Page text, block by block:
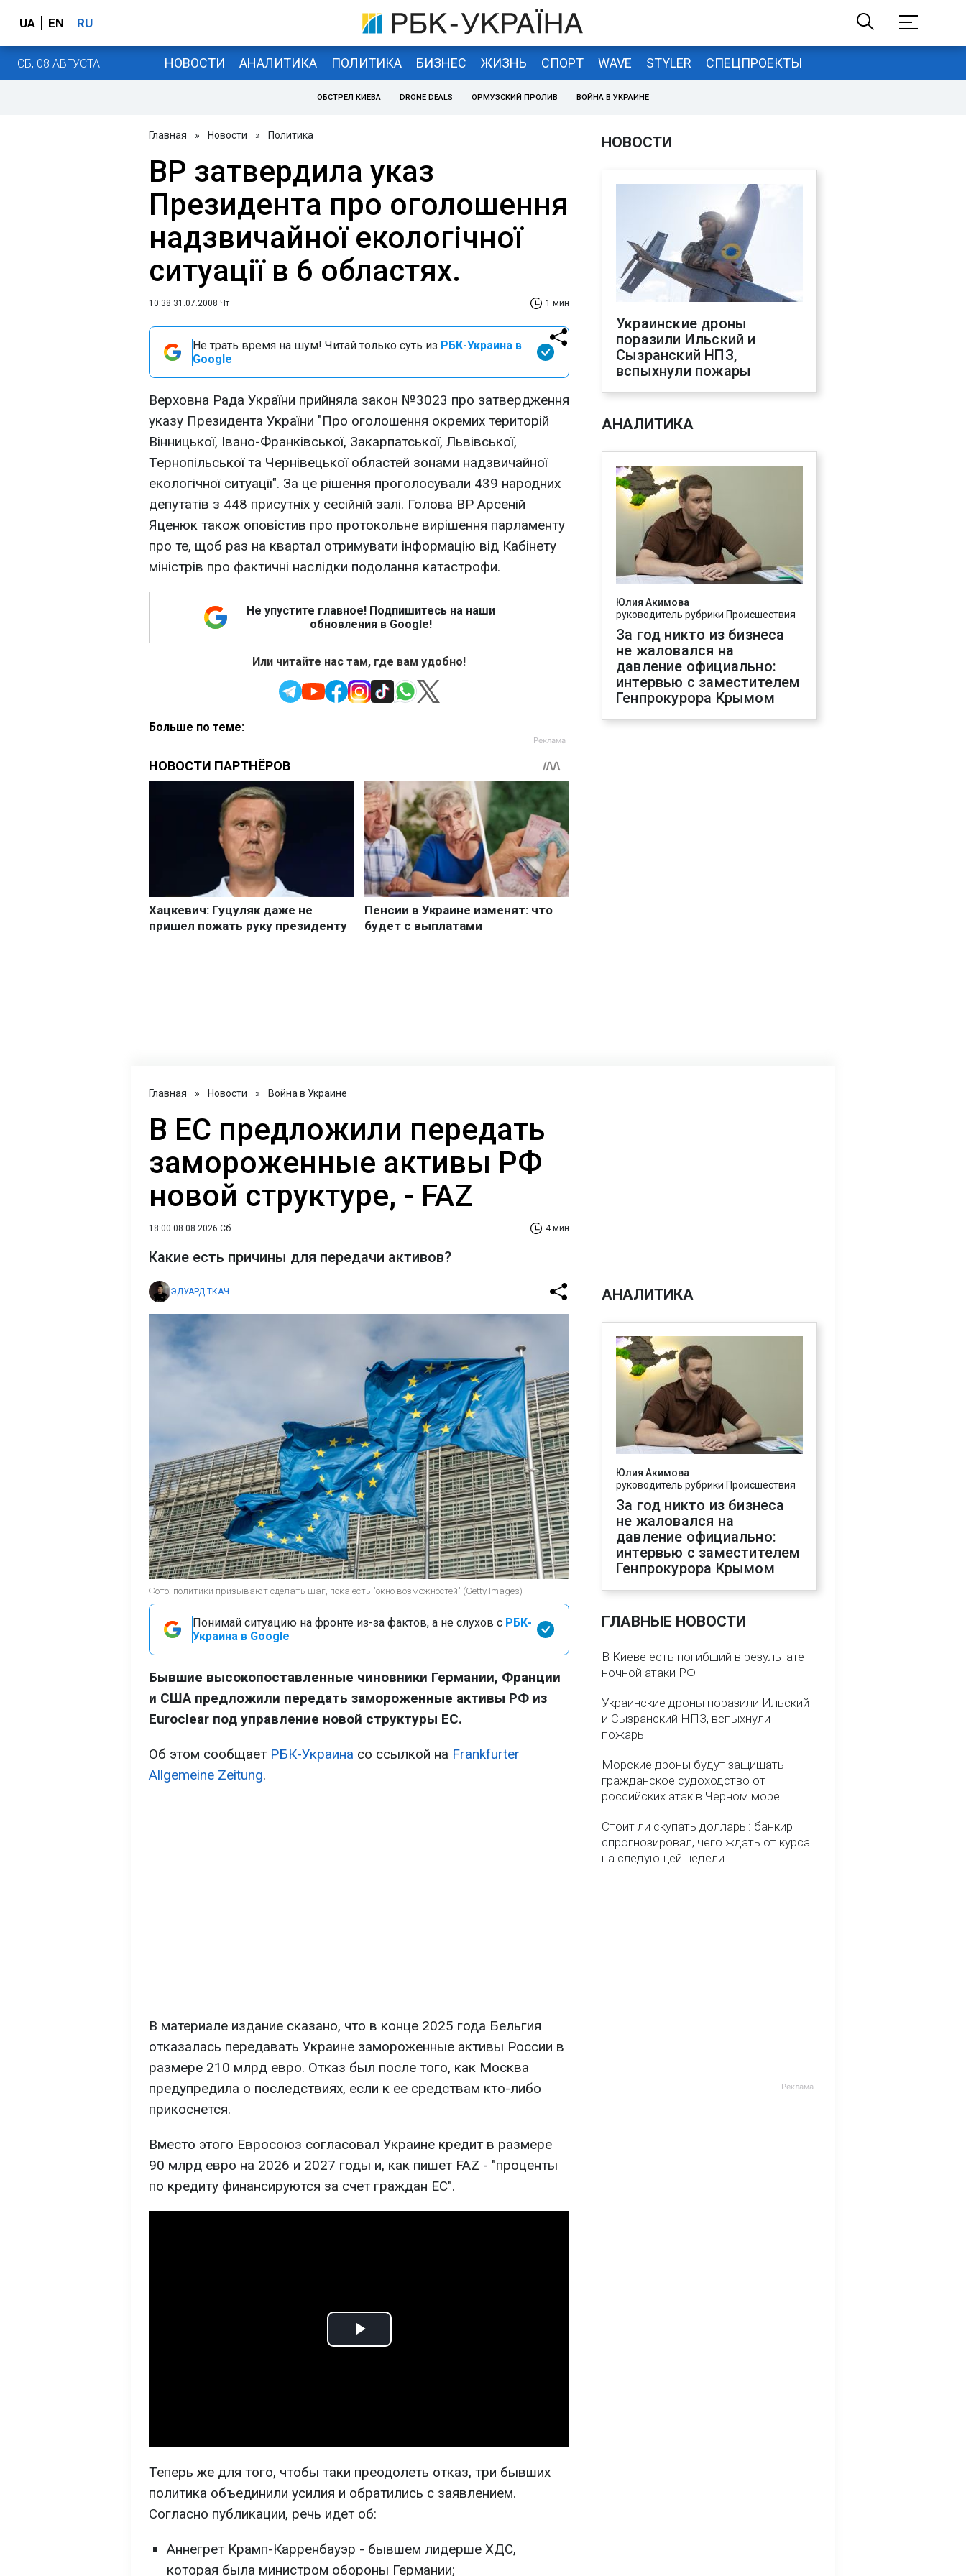
UA EN RU
СБ, 08 АВГУСТА НОВОСТИ АНАЛИТИКА ПОЛИТИКА БИЗНЕС ЖИЗНЬ СПОРТ WAVE STYLER СПЕЦПРОЕКТЫ
ОБСТРЕЛ КИЕВА DRONE DEALS ОРМУЗСКИЙ ПРОЛИВ ВОЙНА В УКРАИНЕ
Главная » Новости » Политика
ВР затвердила указ
Президента про оголошення
надзвичайної екологічної
ситуації в 6 областях.
10:38 31.07.2008 Чт 1 мин
Не трать время на шум! Читай только суть из РБК-Украина в
Google
Верховна Рада України прийняла закон №3023 про затвердження
указу Президента України "Про оголошення окремих територій
Вінницької, Івано-Франківської, Закарпатської, Львівської,
Тернопільської та Чернівецької областей зонами надзвичайної
екологічної ситуації". За це рішення проголосували 439 народних
депутатів з 448 присутніх у сесійній залі. Голова ВР Арсеній
Яценюк також оповістив про протокольне вирішення парламенту
про те, щоб раз на квартал отримувати інформацію від Кабінету
міністрів про фактичні наслідки подолання катастрофи.
Не упустите главное! Подпишитесь на наши
обновления в Google!
Или читайте нас там, где вам удобно!
Больше по теме:
НОВОСТИ
Украинские дроны
поразили Ильский и
Сызранский НПЗ,
вспыхнули пожары
АНАЛИТИКА
Юлия Акимова
руководитель рубрики Происшествия
За год никто из бизнеса
не жаловался на
давление официально:
интервью с заместителем
Генпрокурора Крымом
Главная » Новости » Война в Украине
В ЕС предложили передать
замороженные активы РФ
новой структуре, - FAZ
18:00 08.08.2026 Сб 4 мин
Какие есть причины для передачи активов?
ЭДУАРД ТКАЧ
Фото: политики призывают сделать шаг, пока есть "окно возможностей" (Getty Images)
Понимай ситуацию на фронте из-за фактов, а не слухов с РБК-
Украина в Google
Бывшие высокопоставленные чиновники Германии, Франции
и США предложили передать замороженные активы РФ из
Euroclear под управление новой структуры ЕС.
Об этом сообщает РБК-Украина со ссылкой на Frankfurter
Allgemeine Zeitung.
В материале издание сказано, что в конце 2025 года Бельгия
отказалась передавать Украине замороженные активы России в
размере 210 млрд евро. Отказ был после того, как Москва
предупредила о последствиях, если к ее средствам кто-либо
прикоснется.
Вместо этого Евросоюз согласовал Украине кредит в размере
90 млрд евро на 2026 и 2027 годы и, как пишет FAZ - "проценты
по кредиту финансируются за счет граждан ЕС".
Play
Теперь же для того, чтобы таки преодолеть отказ, три бывших
политика объединили усилия и обратились с заявлением.
Согласно публикации, речь идет об:
Аннегрет Крамп-Карренбауэр - бывшем лидерше ХДС,
которая была министром обороны Германии;
АНАЛИТИКА
Юлия Акимова
руководитель рубрики Происшествия
За год никто из бизнеса
не жаловался на
давление официально:
интервью с заместителем
Генпрокурора Крымом
ГЛАВНЫЕ НОВОСТИ
В Киеве есть погибший в результате
ночной атаки РФ
Украинские дроны поразили Ильский
и Сызранский НПЗ, вспыхнули
пожары
Морские дроны будут защищать
гражданское судоходство от
российских атак в Черном море
Стоит ли скупать доллары: банкир
спрогнозировал, чего ждать от курса
на следующей недели